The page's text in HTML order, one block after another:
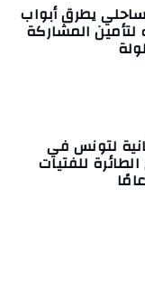
يطرق أبواب
لتأمين المشاركة
لتونس في
للفتيات